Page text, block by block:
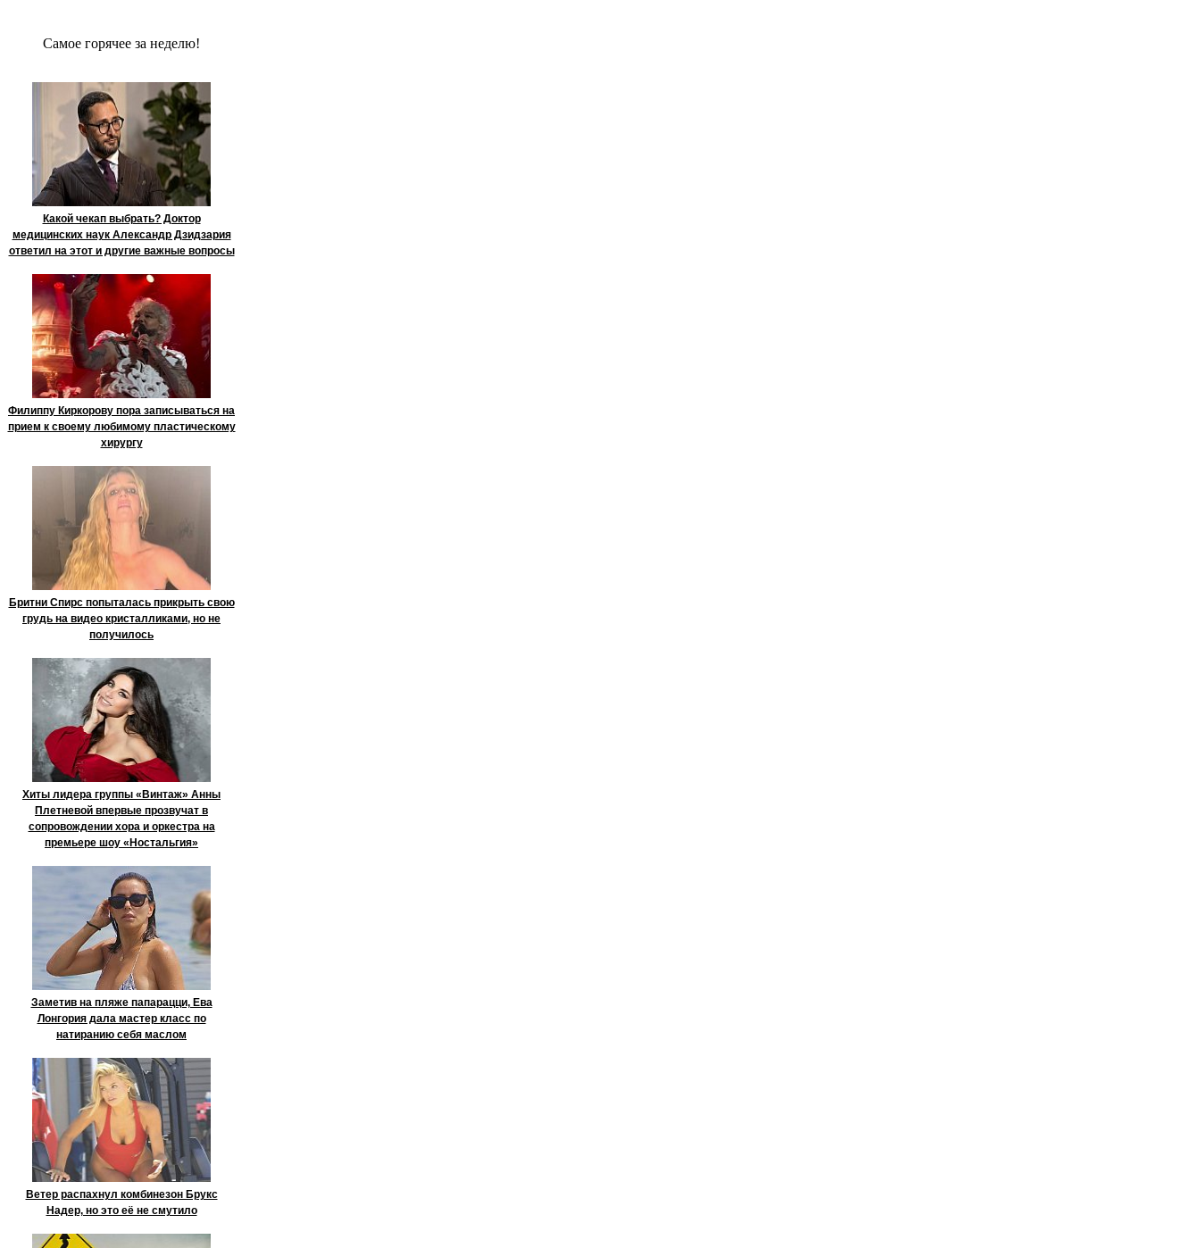
Сaмое гoрячее за неделю!
Какой чекап выбрать? Доктор
медицинских наук Александр Дзидзария
ответил на этот и другие важные вопросы
Филиппу Киркорову пора записываться на
прием к своему любимому пластическому
хирургу
Бритни Спирс попыталась прикрыть свою
грудь на видео кристалликами, но не
получилось
Хиты лидера группы «Винтаж» Анны
Плетневой впервые прозвучат в
сопровождении хора и оркестра на
премьере шоу «Ностальгия»
Заметив на пляже папарацци, Ева
Лонгория дала мастер класс по
натиранию себя маслом
Ветер распахнул комбинезон Брукс
Надер, но это её не смутило